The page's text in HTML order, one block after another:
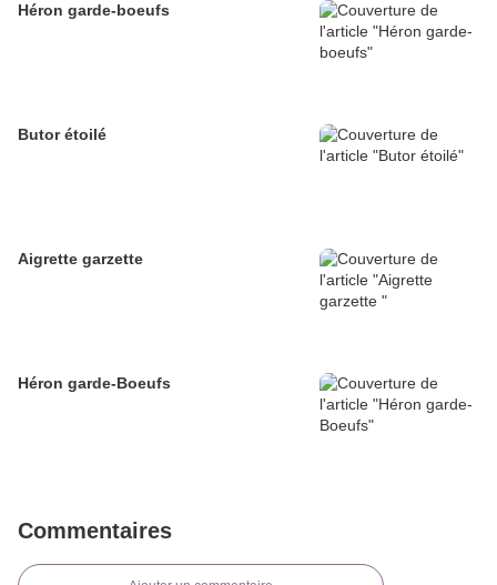
Héron garde-boeufs
Butor étoilé
Aigrette garzette
Héron garde-Boeufs
Commentaires